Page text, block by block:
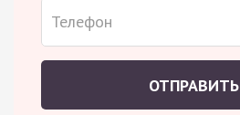
ОТПРАВИТЬ